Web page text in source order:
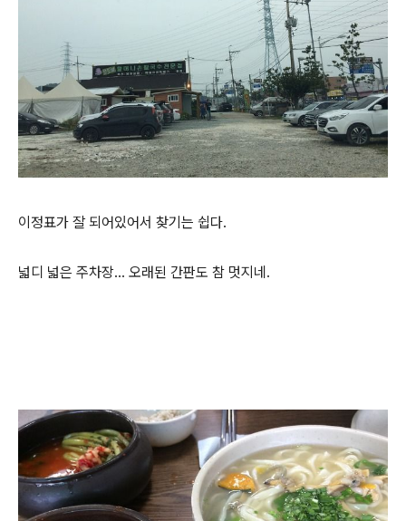
이정표가 잘 되어있어서 찾기는 쉽다.
넓디 넓은 주차장... 오래된 간판도 참 멋지네.